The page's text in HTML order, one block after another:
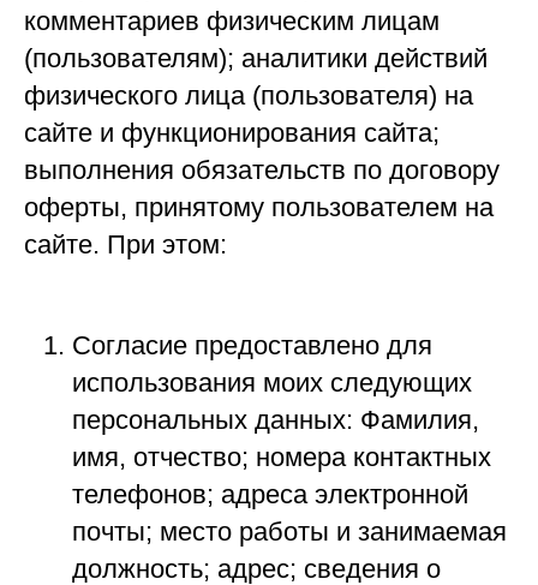
комментариев физическим лицам
(пользователям); аналитики действий
физического лица (пользователя) на
сайте и функционирования сайта;
выполнения обязательств по договору
оферты, принятому пользователем на
сайте. При этом:
Согласие предоставлено для
использования моих следующих
персональных данных: Фамилия,
имя, отчество; номера контактных
телефонов; адреса электронной
почты; место работы и занимаемая
должность; адрес; сведения о